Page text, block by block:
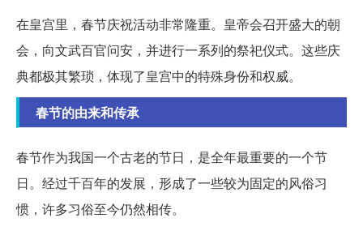
在皇宫里，春节庆祝活动非常隆重。皇帝会召开盛大的朝
会，向文武百官问安，并进行一系列的祭祀仪式。这些庆
典都极其繁琐，体现了皇宫中的特殊身份和权威。
春节的由来和传承
春节作为我国一个古老的节日，是全年最重要的一个节
日。经过千百年的发展，形成了一些较为固定的风俗习
惯，许多习俗至今仍然相传。